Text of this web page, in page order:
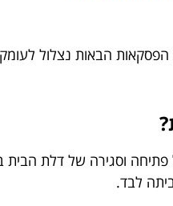
הבאות נצלול
וסגירה של דלת הבית
לבד.